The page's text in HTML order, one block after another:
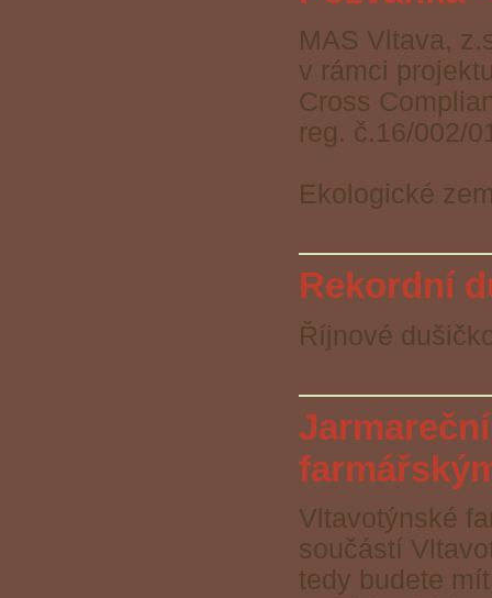
MAS Vltava,
v rámci
Cross
reg. č.16/002/
Ekologické
Rekordní
Říjnové
Vltavotýnské
součástí
tedy budete